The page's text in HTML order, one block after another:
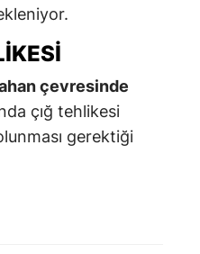
çevresinde
çığ tehlikesi
gerektiği